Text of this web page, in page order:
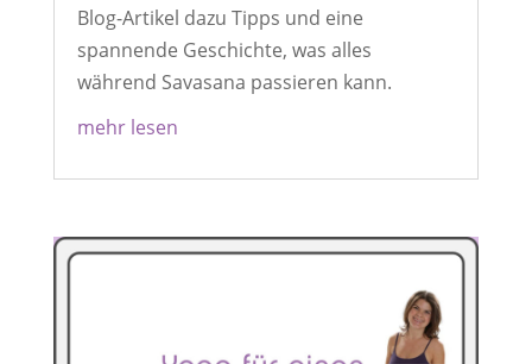
Blog-Artikel dazu Tipps und eine
spannende Geschichte, was alles
während Savasana passieren kann.
mehr lesen